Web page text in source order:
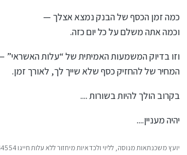
כמה זמן הכסף של הבנק נמצא אצלך —
וכמה אתה משלם על כל יום כזה.
וזו בדיוק המשמעות האמיתית של “עלות האשראי”
המחיר של להחזיק כסף שלא שייך לך, לאורך זמן.
בקרוב הולך להיות בשורות ....
יהיה מעניין....
יועץ משכנתאות מנוסה, לליוי ולכדאיות מיחזור ללא עלות חייגו 0547044554